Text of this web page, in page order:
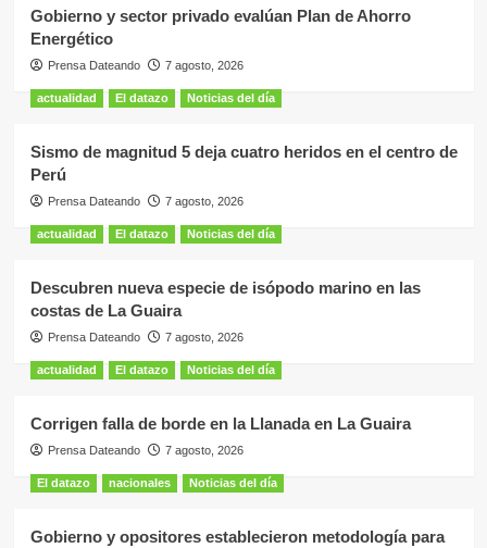
Gobierno y sector privado evalúan Plan de Ahorro
Energético
Prensa Dateando 7 agosto, 2026
actualidad El datazo Noticias del día
Sismo de magnitud 5 deja cuatro heridos en el centro de
Perú
Prensa Dateando 7 agosto, 2026
actualidad El datazo Noticias del día
Descubren nueva especie de isópodo marino en las
costas de La Guaira
Prensa Dateando 7 agosto, 2026
actualidad El datazo Noticias del día
Corrigen falla de borde en la Llanada en La Guaira
Prensa Dateando 7 agosto, 2026
El datazo nacionales Noticias del día
Gobierno y opositores establecieron metodología para